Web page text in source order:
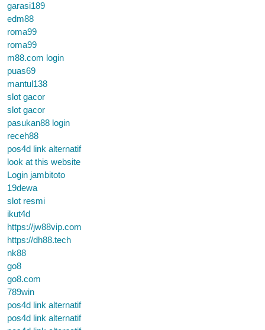
garasi189
edm88
roma99
roma99
m88.com login
puas69
mantul138
slot gacor
slot gacor
pasukan88 login
receh88
pos4d link alternatif
look at this website
Login jambitoto
19dewa
slot resmi
ikut4d
https://jw88vip.com
https://dh88.tech
nk88
go8
go8.com
789win
pos4d link alternatif
pos4d link alternatif